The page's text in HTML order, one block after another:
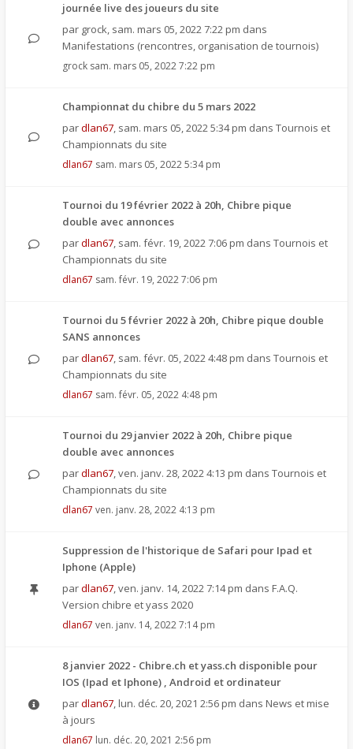
journée live des joueurs du site
par grock, sam. mars 05, 2022 7:22 pm dans
Manifestations (rencontres, organisation de tournois)
grock sam. mars 05, 2022 7:22 pm
Championnat du chibre du 5 mars 2022
pardlan67, sam. mars 05, 2022 5:34 pm dans Tournois et
Championnats du site
dlan67 sam. mars 05, 2022 5:34 pm
Tournoi du 19 février 2022 à 20h, Chibre pique
double avec annonces
pardlan67, sam. févr. 19, 2022 7:06 pm dans Tournois et
Championnats du site
dlan67 sam. févr. 19, 2022 7:06 pm
Tournoi du 5 février 2022 à 20h, Chibre pique double
SANS annonces
pardlan67, sam. févr. 05, 2022 4:48 pm dans Tournois et
Championnats du site
dlan67 sam. févr. 05, 2022 4:48 pm
Tournoi du 29 janvier 2022 à 20h, Chibre pique
double avec annonces
pardlan67,ven. janv. 28, 2022 4:13 pm dans Tournois et
Championnats du site
dlan67 ven. janv. 28, 2022 4:13 pm
Suppression de l'historique de Safari pour Ipad et
Iphone (Apple)
pardlan67,ven. janv. 14, 2022 7:14 pm dans F.A.Q.
Version chibre et yass 2020
dlan67 ven. janv. 14, 2022 7:14 pm
8 janvier 2022 - Chibre.ch et yass.ch disponible pour
IOS (Ipad et Iphone) , Android et ordinateur
pardlan67, lun. déc. 20, 2021 2:56 pm dans News et mise
à jours
dlan67 lun. déc. 20, 2021 2:56 pm